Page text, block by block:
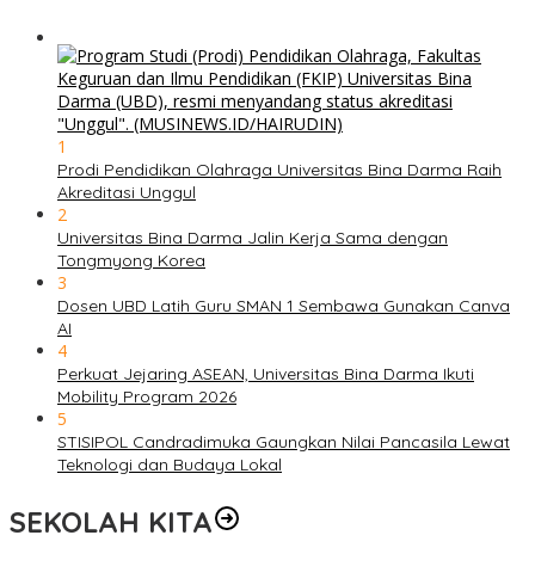
1
Prodi Pendidikan Olahraga Universitas Bina Darma Raih
Akreditasi Unggul
2
Universitas Bina Darma Jalin Kerja Sama dengan
Tongmyong Korea
3
Dosen UBD Latih Guru SMAN 1 Sembawa Gunakan Canva
AI
4
Perkuat Jejaring ASEAN, Universitas Bina Darma Ikuti
Mobility Program 2026
5
STISIPOL Candradimuka Gaungkan Nilai Pancasila Lewat
Teknologi dan Budaya Lokal
SEKOLAH KITA